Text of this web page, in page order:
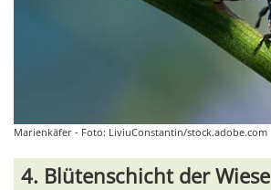
Marienkäfer - Foto: LiviuConstantin/stock.adobe.com
4. Blütenschicht der Wiese